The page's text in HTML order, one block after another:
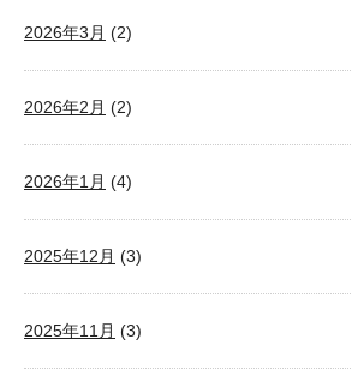
2026年3月 (2)
2026年2月 (2)
2026年1月 (4)
2025年12月 (3)
2025年11月 (3)